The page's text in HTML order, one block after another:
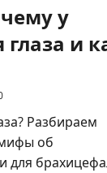
у
и
Разбираем
об
для